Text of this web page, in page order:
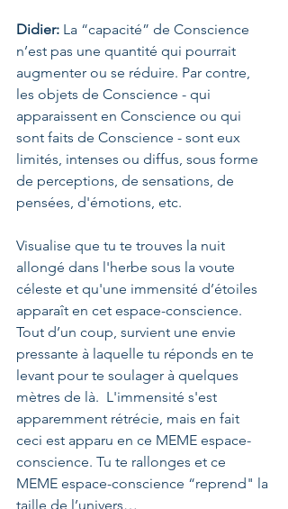
Didier: La “capacité” de Conscience
n’est pas une quantité qui pourrait
augmenter ou se réduire. Par contre,
les objets de Conscience - qui
apparaissent en Conscience ou qui
sont faits de Conscience - sont eux
limités, intenses ou diffus, sous forme
de perceptions, de sensations, de
pensées, d'émotions, etc.
Visualise que tu te trouves la nuit
allongé dans l'herbe sous la voute
céleste et qu'une immensité d’étoiles
apparaît en cet espace-conscience.
Tout d’un coup, survient une envie
pressante à laquelle tu réponds en te
levant pour te soulager à quelques
mètres de là.  L'immensité s'est
apparemment rétrécie, mais en fait
ceci est apparu en ce MEME espace-
conscience. Tu te rallonges et ce
MEME espace-conscience “reprend" la
taille de l’univers…